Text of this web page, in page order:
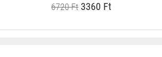
6720 Ft3360 Ft